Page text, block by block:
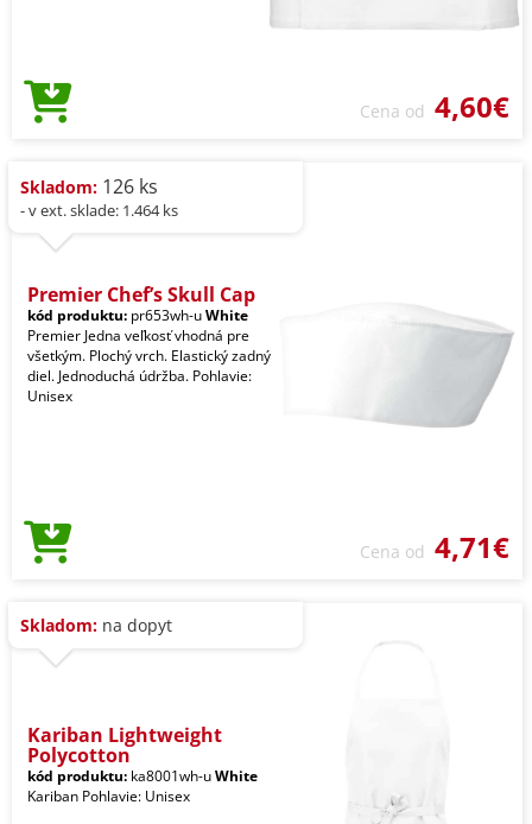
Cena od 4,60€
Skladom: 126 ks
- v ext. sklade: 1.464 ks
Premier Chef’s Skull Cap
kód produktu: pr653wh-uWhite
Premier Jedna veľkosť vhodná pre
všetkým. Plochý vrch. Elastický zadný
diel. Jednoduchá údržba. Pohlavie:
Unisex
Cena od 4,71€
Skladom: na dopyt
Kariban Lightweight
Polycotton
kód produktu: ka8001wh-uWhite
Kariban Pohlavie: Unisex